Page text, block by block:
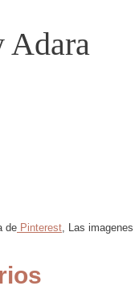
Adara
de Pinterest, Las